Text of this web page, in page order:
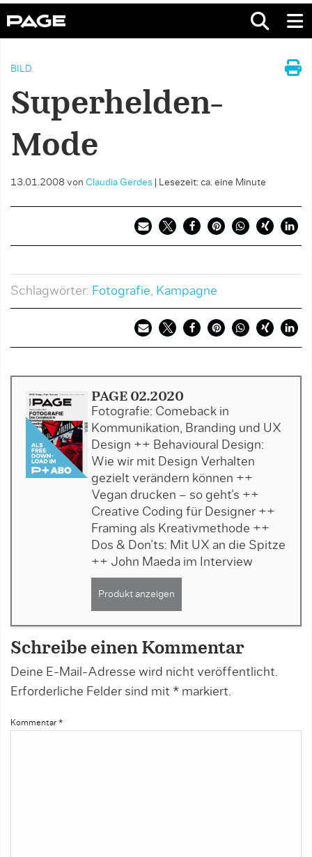
BILD
Superhelden-
Mode
13.01.2008 von Claudia Gerdes Lesezeit: ca. eine Minute
Schlagwörter: Fotografie, Kampagne
PAGE 02.2020
Fotografie: Comeback in
Kommunikation, Branding und UX
Design ++ Behavioural Design:
Wie wir mit Design Verhalten
gezielt verändern können ++
Vegan drucken – so geht’s ++
Creative Coding für Designer ++
Framing als Kreativmethode ++
Dos & Don’ts: Mit UX an die Spitze
++ John Maeda im Interview
Produkt anzeigen
Schreibe einen Kommentar
Deine E-Mail-Adresse wird nicht veröffentlicht.
Erforderliche Felder sind mit * markiert.
Kommentar *